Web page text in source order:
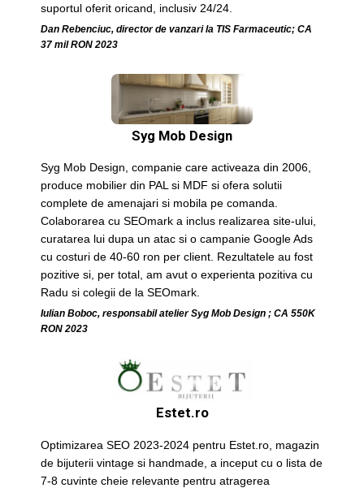
suportul oferit oricand, inclusiv 24/24.
Dan Rebenciuc, director de vanzari la TIS Farmaceutic; CA
37 mil RON 2023
Syg Mob Design
Syg Mob Design, companie care activeaza din 2006,
produce mobilier din PAL si MDF si ofera solutii
complete de amenajari si mobila pe comanda.
Colaborarea cu SEOmark a inclus realizarea site-ului,
curatarea lui dupa un atac si o campanie Google Ads
cu costuri de 40-60 ron per client. Rezultatele au fost
pozitive si, per total, am avut o experienta pozitiva cu
Radu si colegii de la SEOmark.
Iulian Boboc, responsabil atelier Syg Mob Design ; CA 550K
RON 2023
Estet.ro
Optimizarea SEO 2023-2024 pentru Estet.ro, magazin
de bijuterii vintage si handmade, a inceput cu o lista de
7-8 cuvinte cheie relevante pentru atragerea